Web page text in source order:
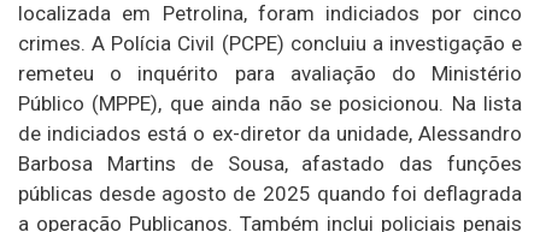
localizada em Petrolina, foram indiciados por cinco
crimes. A Polícia Civil (PCPE) concluiu a investigação e
remeteu o inquérito para avaliação do Ministério
Público (MPPE), que ainda não se posicionou. Na lista
de indiciados está o ex-diretor da unidade, Alessandro
Barbosa Martins de Sousa, afastado das funções
públicas desde agosto de 2025 quando foi deflagrada
a operação Publicanos. Também inclui policiais penais